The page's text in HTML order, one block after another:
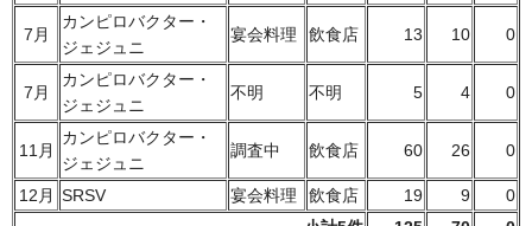
7月
カンピロバクター・
ジェジュニ
宴会料理 飲食店 13 10 0
7月
カンピロバクター・
ジェジュニ
不明 不明 5 4 0
11月
カンピロバクター・
ジェジュニ
調査中 飲食店 60 26 0
12月 SRSV 宴会料理 飲食店 19 9
0